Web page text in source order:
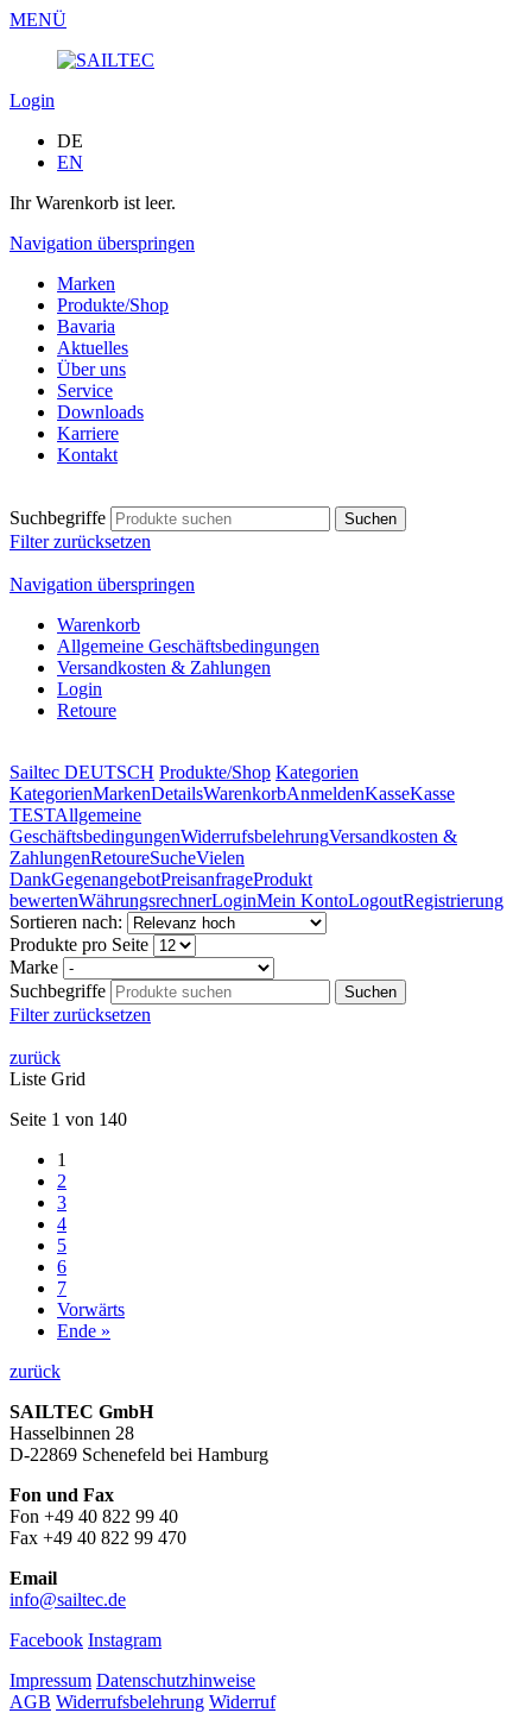
MENÜ
Login
DE
EN
Ihr Warenkorb ist leer.
Navigation überspringen
Marken
Produkte/Shop
Bavaria
Aktuelles
Über uns
Service
Downloads
Karriere
Kontakt
Suchbegriffe
Filter zurücksetzen
Navigation überspringen
Warenkorb
Allgemeine Geschäftsbedingungen
Versandkosten & Zahlungen
Login
Retoure
Sailtec DEUTSCH Produkte/Shop Kategorien
KategorienMarkenDetailsWarenkorbAnmeldenKasseKasse
TESTAllgemeine
GeschäftsbedingungenWiderrufsbelehrungVersandkosten &
ZahlungenRetoureSucheVielen
DankGegenangebotPreisanfrageProdukt
bewertenWährungsrechnerLoginMein KontoLogoutRegistrierung
Sortieren nach:
Produkte pro Seite
Marke
Suchbegriffe
Filter zurücksetzen
zurück
Liste Grid
Seite 1 von 140
1
2
3
4
5
6
7
Vorwärts
Ende »
zurück
SAILTEC GmbH
Hasselbinnen 28
D-22869 Schenefeld bei Hamburg
Fon und Fax
Fon +49 40 822 99 40
Fax +49 40 822 99 470
Email
info@sailtec.de
Facebook Instagram
Impressum Datenschutzhinweise
AGB Widerrufsbelehrung Widerruf